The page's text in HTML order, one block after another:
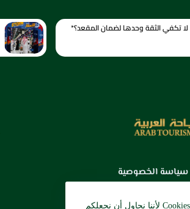
نحن نستخدم ملفات الارتباط Cookies لأننا نحاول أن نجعلكم
لا تكفي الثقة وحدها لضمان المقعد؟*
سياسة الخصوصية